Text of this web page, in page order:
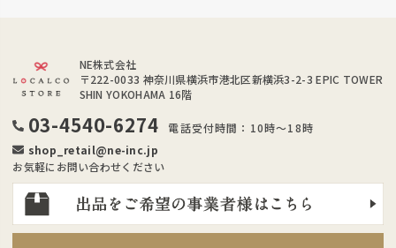
NE株式会社
〒222-0033 神奈川県横浜市港北区新横浜3-2-3 EPIC TOWER
SHIN YOKOHAMA 16階
03-4540-6274
電話受付時間：10時～18時
shop_retail@ne-inc.jp
お気軽にお問い合わせください